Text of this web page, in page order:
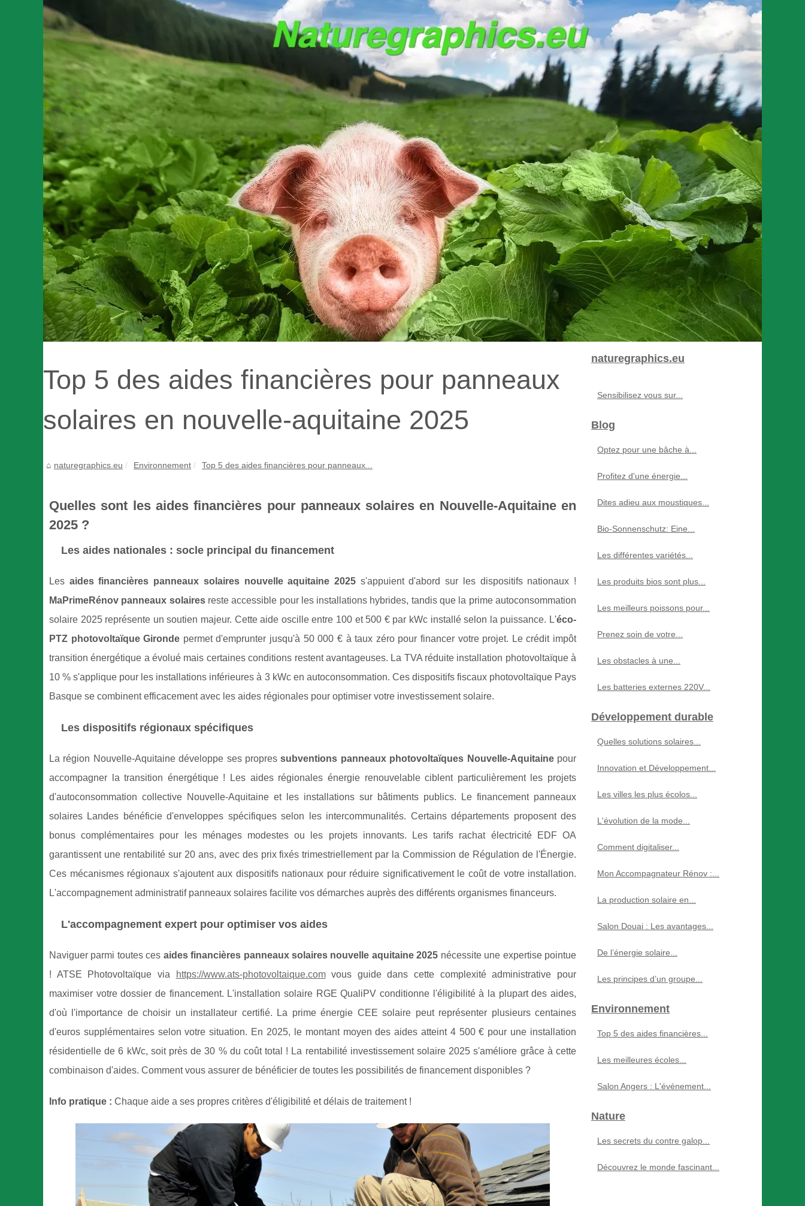
Top 5 des aides financières pour panneaux
solaires en nouvelle-aquitaine 2025
naturegraphics.eu Environnement Top 5 des aides financières pour panneaux...
Quelles sont les aides financières pour panneaux solaires en Nouvelle-Aquitaine en
2025 ?
Les aides nationales : socle principal du financement
Les aides financières panneaux solaires nouvelle aquitaine 2025 s'appuient d'abord sur les dispositifs nationaux !
MaPrimeRénov panneaux solairesreste accessible pour les installations hybrides, tandis que la prime autoconsommation
solaire 2025 représente un soutien majeur. Cette aide oscille entre 100 et 500 € par kWc installé selon la puissance. L'éco-
PTZ photovoltaïque Gironde permet d'emprunter jusqu'à 50 000 € à taux zéro pour financer votre projet. Le crédit impôt
transition énergétique a évolué mais certaines conditions restent avantageuses. La TVA réduite installation photovoltaïque à
10 % s'applique pour les installations inférieures à 3 kWc en autoconsommation. Ces dispositifs fiscaux photovoltaïque Pays
Basque se combinent efficacement avec les aides régionales pour optimiser votre investissement solaire.
Les dispositifs régionaux spécifiques
La région Nouvelle-Aquitaine développe ses propressubventions panneaux photovoltaïques Nouvelle-Aquitainepour
accompagner la transition énergétique ! Les aides régionales énergie renouvelable ciblent particulièrement les projets
d'autoconsommation collective Nouvelle-Aquitaine et les installations sur bâtiments publics. Le financement panneaux
solaires Landes bénéficie d'enveloppes spécifiques selon les intercommunalités. Certains départements proposent des
bonus complémentaires pour les ménages modestes ou les projets innovants. Les tarifs rachat électricité EDF OA
garantissent une rentabilité sur 20 ans, avec des prix fixés trimestriellement par la Commission de Régulation de l'Énergie.
Ces mécanismes régionaux s'ajoutent aux dispositifs nationaux pour réduire significativement le coût de votre installation.
L'accompagnement administratif panneaux solaires facilite vos démarches auprès des différents organismes financeurs.
L'accompagnement expert pour optimiser vos aides
Naviguer parmi toutes ces aides financières panneaux solaires nouvelle aquitaine 2025 nécessite une expertise pointue
! ATSE Photovoltaïque via
https://www.ats-photovoltaique.comvous guide dans cette complexité administrative pour
maximiser votre dossier de financement. L'installation solaire RGE QualiPV conditionne l'éligibilité à la plupart des aides,
d'où l'importance de choisir un installateur certifié. La prime énergie CEE solaire peut représenter plusieurs centaines
d'euros supplémentaires selon votre situation. En 2025, le montant moyen des aides atteint 4 500 € pour une installation
résidentielle de 6 kWc, soit près de 30 % du coût total ! La rentabilité investissement solaire 2025 s'améliore grâce à cette
combinaison d'aides. Comment vous assurer de bénéficier de toutes les possibilités de financement disponibles ?
Info pratique : Chaque aide a ses propres critères d'éligibilité et délais de traitement !
naturegraphics.eu
Sensibilisez vous sur...
Blog
Optez pour une bâche à...
Profitez d'une énergie...
Dites adieu aux moustiques...
Bio-Sonnenschutz: Eine...
Les différentes variétés...
Les produits bios sont plus...
Les meilleurs poissons pour...
Prenez soin de votre...
Les obstacles à une...
Les batteries externes 220V...
Développement durable
Quelles solutions solaires...
Innovation et Développement...
Les villes les plus écolos...
L'évolution de la mode...
Comment digitaliser...
Mon Accompagnateur Rénov :...
La production solaire en...
Salon Douai : Les avantages...
De l’énergie solaire...
Les principes d’un groupe...
Environnement
Top 5 des aides financières...
Les meilleures écoles...
Salon Angers : L'événement...
Nature
Les secrets du contre galop...
Découvrez le monde fascinant...